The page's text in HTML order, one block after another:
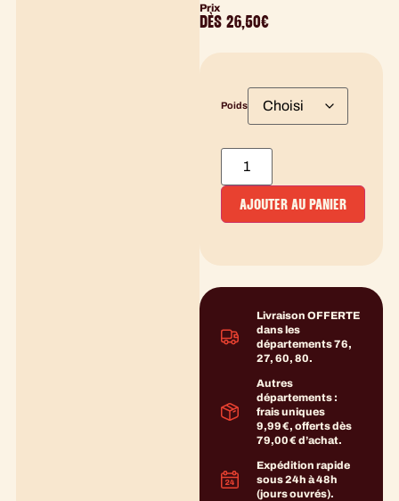
Prix
DÈS 26,50€
Poids
AJOUTER AU PANIER
Livraison OFFERTE
dans les
départements 76,
27, 60, 80.
Autres
départements :
frais uniques
9,99 €, offerts dès
79,00 € d’achat.
Expédition rapide
sous 24h à 48h
(jours ouvrés).